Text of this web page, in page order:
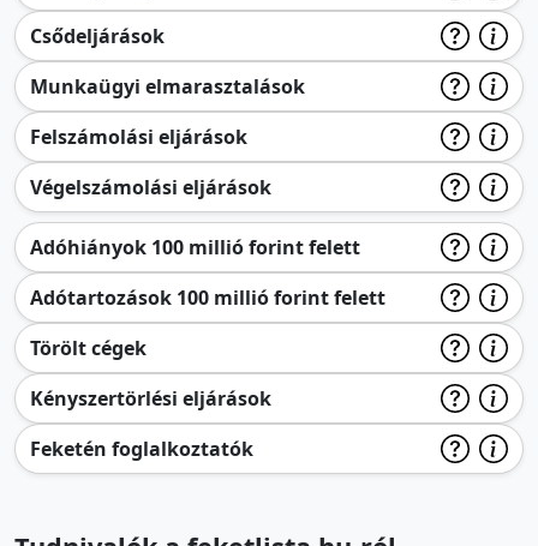
Csődeljárások
Munkaügyi elmarasztalások
Felszámolási eljárások
Végelszámolási eljárások
Adóhiányok 100 millió forint felett
Adótartozások 100 millió forint felett
Törölt cégek
Kényszertörlési eljárások
Feketén foglalkoztatók